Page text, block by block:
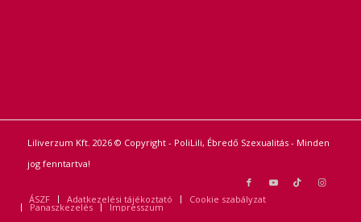
Liliverzum Kft. 2026 © Copyright - PoliLili, Ébredő Szexualitás - Minden
jog fenntartva!
ÁSZF Adatkezelési tájékoztató Cookie szabályzat
Panaszkezelés Impresszum